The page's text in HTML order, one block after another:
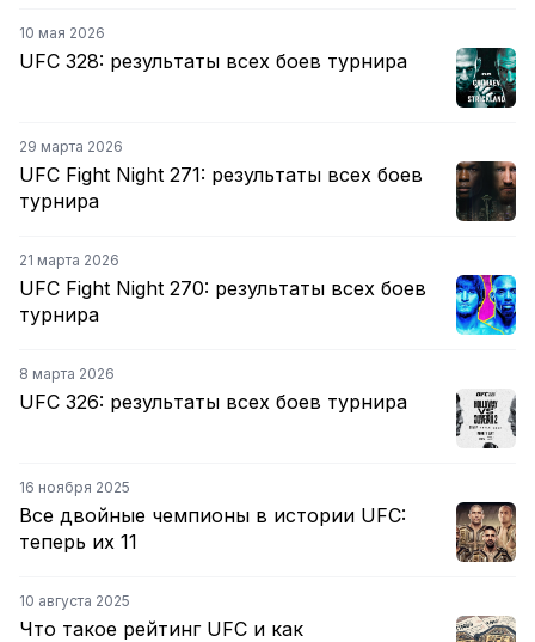
10 мая 2026
UFC 328: результаты всех боев турнира
29 марта 2026
UFC Fight Night 271: результаты всех боев
турнира
21 марта 2026
UFC Fight Night 270: результаты всех боев
турнира
8 марта 2026
UFC 326: результаты всех боев турнира
16 ноября 2025
Все двойные чемпионы в истории UFC:
теперь их 11
10 августа 2025
Что такое рейтинг UFC и как